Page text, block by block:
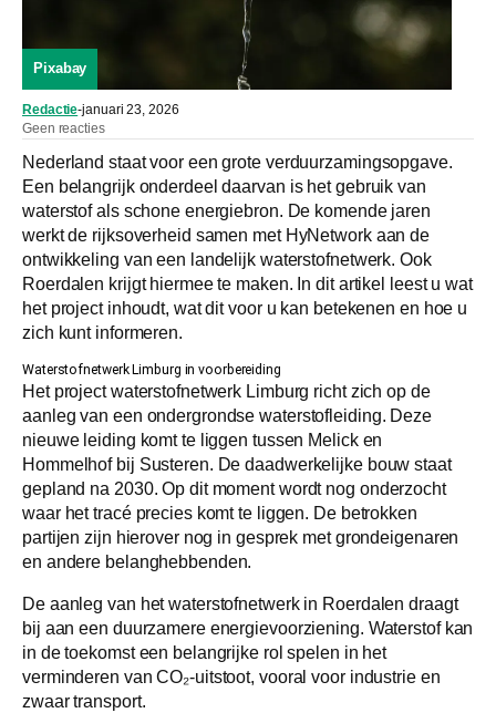
Pixabay
Redactie-januari 23, 2026
Geen reacties
Nederland staat voor een grote verduurzamingsopgave.
Een belangrijk onderdeel daarvan is het gebruik van
waterstof als schone energiebron. De komende jaren
werkt de rijksoverheid samen met HyNetwork aan de
ontwikkeling van een landelijk waterstofnetwerk. Ook
Roerdalen krijgt hiermee te maken. In dit artikel leest u wat
het project inhoudt, wat dit voor u kan betekenen en hoe u
zich kunt informeren.
Waterstofnetwerk Limburg in voorbereiding
Het project waterstofnetwerk Limburg richt zich op de
aanleg van een ondergrondse waterstofleiding. Deze
nieuwe leiding komt te liggen tussen Melick en
Hommelhof bij Susteren. De daadwerkelijke bouw staat
gepland na 2030. Op dit moment wordt nog onderzocht
waar het tracé precies komt te liggen. De betrokken
partijen zijn hierover nog in gesprek met grondeigenaren
en andere belanghebbenden.
De aanleg van het waterstofnetwerk in Roerdalen draagt
bij aan een duurzamere energievoorziening. Waterstof kan
in de toekomst een belangrijke rol spelen in het
verminderen van CO₂-uitstoot, vooral voor industrie en
zwaar transport.